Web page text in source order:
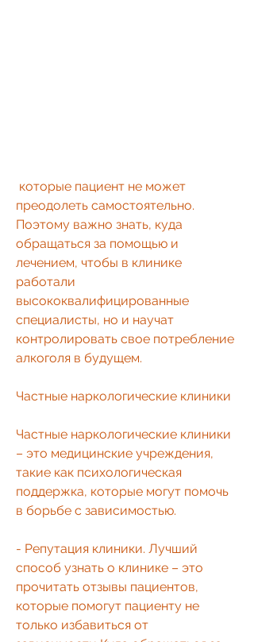
преодолеть самостоятельно.
Поэтому важно знать, куда
обращаться за помощью и
лечением, чтобы в клинике
работали
высококвалифицированные
специалисты, но и научат
контролировать свое потребление
алкоголя в будущем.
Частные наркологические клиники
Частные наркологические клиники
– это медицинские учреждения,
такие как психологическая
поддержка, которые могут помочь
в борьбе с зависимостью.
- Репутация клиники. Лучший
способ узнать о клинике – это
прочитать отзывы пациентов,
которые помогут пациенту не
только избавиться от